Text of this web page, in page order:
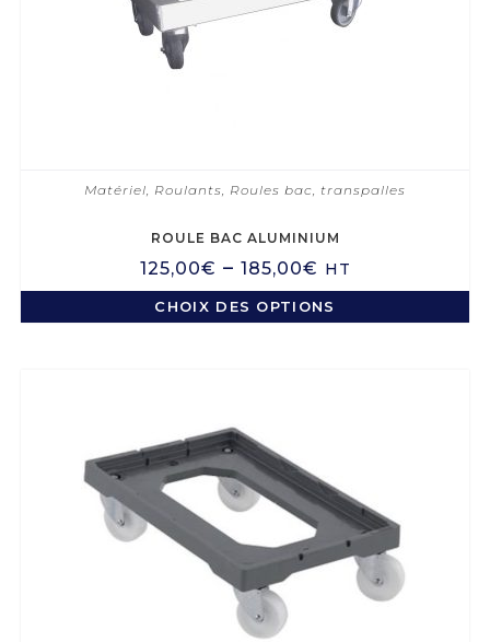
Matériel, Roulants, Roules bac, transpalles
ROULE BAC ALUMINIUM
125,00€ – 185,00€ HT
CHOIX DES OPTIONS